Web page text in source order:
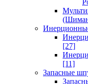
[27]
[11]
Запасные